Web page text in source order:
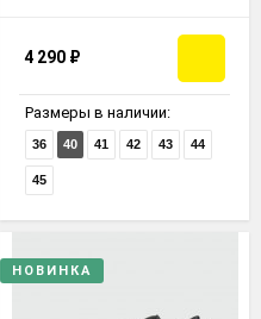
4 290 ₽
Размеры в наличии:
36 40 41 42 43 44
45
НОВИНКА